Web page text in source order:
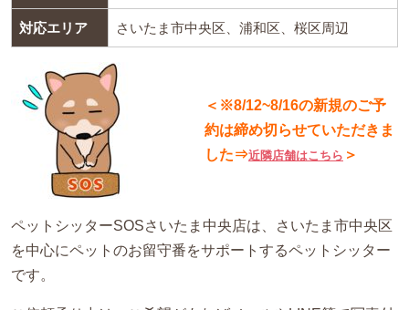
対応エリア さいたま市中央区、浦和区、桜区周辺
＜※8/12~8/16の新規のご予
約は締め切らせていただきま
した⇒近隣店舗はこちら ＞
ペットシッターSOSさいたま中央店は、さいたま市中央区
を中心にペットのお留守番をサポートするペットシッター
です。